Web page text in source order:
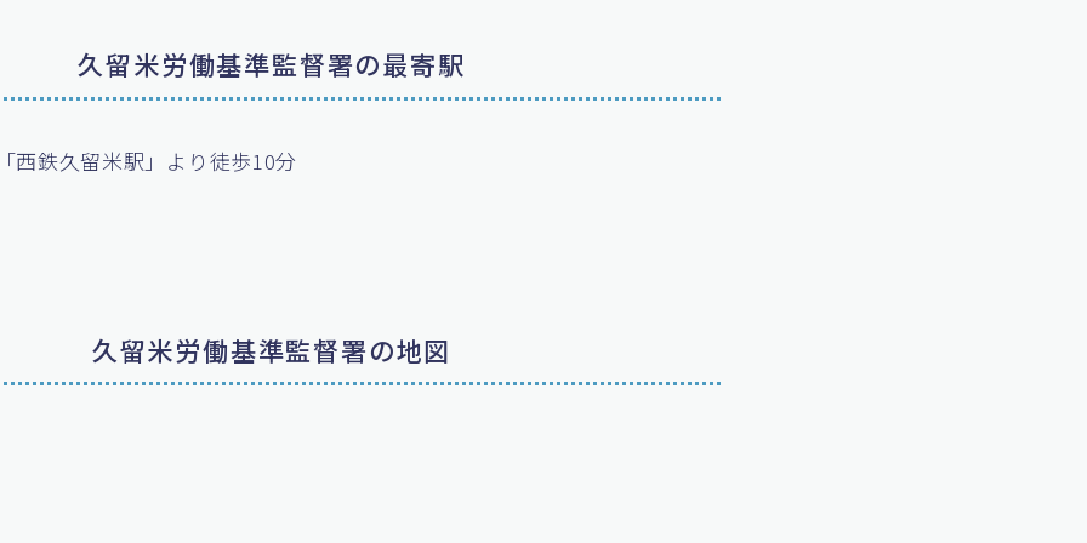
久留米労働基準監督署の最寄駅
西鉄久留米駅」より徒歩10分
久留米労働基準監督署の地図